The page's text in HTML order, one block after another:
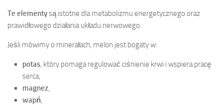
Te elementysą istotne dla metabolizmu energetycznego oraz
prawidłowego działania układu nerwowego.
Jeśli mówimy o minerałach, melon jest bogaty w:
potas, który pomaga regulować ciśnienie krwi i wspiera pracę
serca,
magnez,
wapń,